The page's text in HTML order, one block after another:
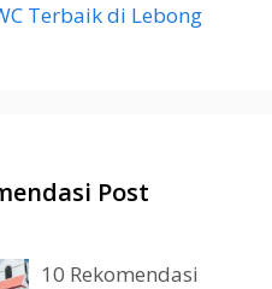
Terbaik di Lebong
Post
10 Rekomendasi